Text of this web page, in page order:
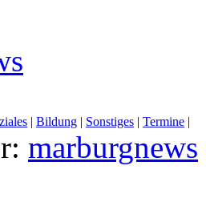
| Bildung | Sonstiges | Termine |
marburgnews